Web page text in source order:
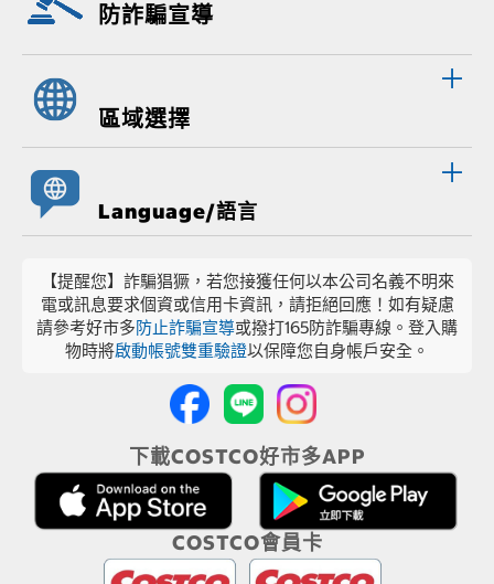
防詐騙宣導
區域選擇
Language/語言
【提醒您】詐騙猖獗，若您接獲任何以本公司名義不明來
電或訊息要求個資或信用卡資訊，請拒絕回應！如有疑慮
請參考好市多防止詐騙宣導或撥打165防詐騙專線。登入購
物時將啟動帳號雙重驗證以保障您自身帳戶安全。
下載COSTCO好市多APP
COSTCO會員卡